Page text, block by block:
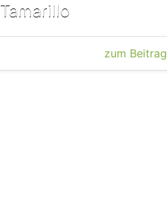
Tamarillo
zum Beitrag